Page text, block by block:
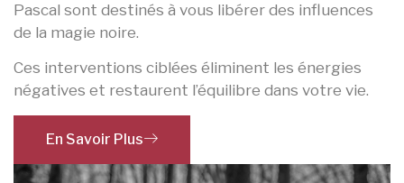
Pascal sont destinés à vous libérer des influences
de la magie noire.
Ces interventions ciblées éliminent les énergies
négatives et restaurent l’équilibre dans votre vie.
En Savoir Plus